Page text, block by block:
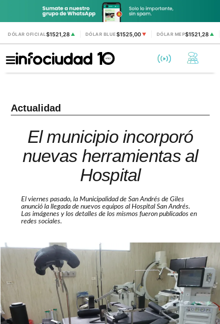
DÓLAR OFICIAL$1521,28 ▲ DÓLAR BLUE$1525,00 ▼ DÓLAR MEP$1521,28▲
Actualidad
El municipio incorporó
nuevas herramientas al
Hospital
El viernes pasado, la Municipalidad de San Andrés de Giles
anunció la llegada de nuevos equipos al Hospital San Andrés.
Las imágenes y los detalles de los mismos fueron publicados en
redes sociales.